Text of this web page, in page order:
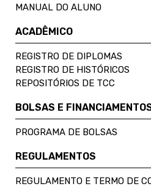
MANUAL DO ALUNO
ACADÊMICO
REGISTRO DE DIPLOMAS
REGISTRO DE HISTÓRICOS
REPOSITÓRIOS DE TCC
BOLSAS E
PROGRAMA DE BOLSAS
REGULAMENTOS
REGULAMENTO E TERMO DE